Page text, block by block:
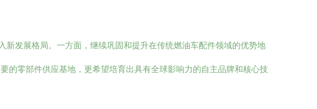
新发展格局。一方面，继续巩固和提升在传统燃油车配件领域的优势地
的零部件供应基地，更希望培育出具有全球影响力的自主品牌和核心技